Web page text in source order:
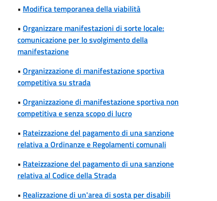
• Modifica temporanea della viabilità
• Organizzare manifestazioni di sorte locale:
comunicazione per lo svolgimento della
manifestazione
• Organizzazione di manifestazione sportiva
competitiva su strada
• Organizzazione di manifestazione sportiva non
competitiva e senza scopo di lucro
• Rateizzazione del pagamento di una sanzione
relativa a Ordinanze e Regolamenti comunali
• Rateizzazione del pagamento di una sanzione
relativa al Codice della Strada
• Realizzazione di un'area di sosta per disabili